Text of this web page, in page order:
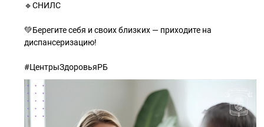
🔹СНИЛС
💚Берегите себя и своих близких — приходите на
диспансеризацию!
#ЦентрыЗдоровьяРБ